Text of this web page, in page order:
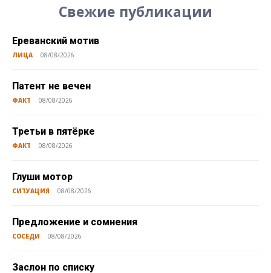
Свежие публикации
Ереванский мотив
ЛИЦА 08/08/2026
Патент не вечен
ФАКТ 08/08/2026
Третьи в пятёрке
ФАКТ 08/08/2026
Глуши мотор
СИТУАЦИЯ 08/08/2026
Предложение и сомнения
СОСЕДИ 08/08/2026
Заслон по списку